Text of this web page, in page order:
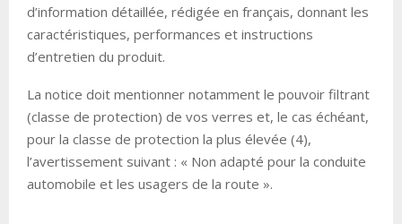
d’information détaillée, rédigée en français, donnant les
caractéristiques, performances et instructions
d’entretien du produit.
La notice doit mentionner notamment le pouvoir filtrant
(classe de protection) de vos verres et, le cas échéant,
pour la classe de protection la plus élevée (4),
l’avertissement suivant : « Non adapté pour la conduite
automobile et les usagers de la route ».